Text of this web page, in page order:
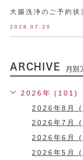
大腸洗浄のご予約状
2026.07.20
ARCHIVE 月別
2026年 (101)
2026年8月
2026年7月
2026年6月
2026年5月